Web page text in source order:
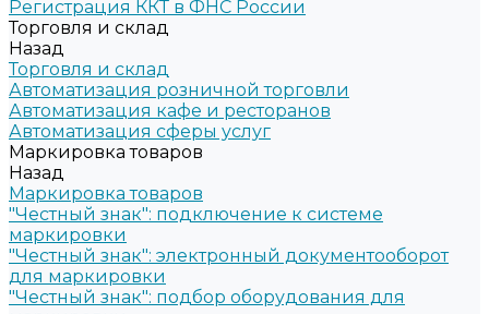
Регистрация ККТ в ФНС России
Торговля и склад
Назад
Торговля и склад
Автоматизация розничной торговли
Автоматизация кафе и ресторанов
Автоматизация сферы услуг
Маркировка товаров
Назад
Маркировка товаров
"Честный знак": подключение к системе
маркировки
"Честный знак": электронный документооборот
для маркировки
"Честный знак": подбор оборудования для